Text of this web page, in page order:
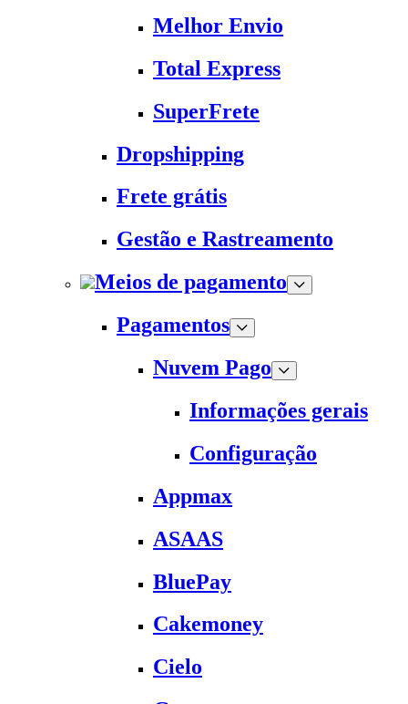
Melhor Envio
Total Express
SuperFrete
Dropshipping
Frete grátis
Gestão e Rastreamento
Meios de pagamento
Pagamentos
Nuvem Pago
Informações gerais
Configuração
Appmax
ASAAS
BluePay
Cakemoney
Cielo